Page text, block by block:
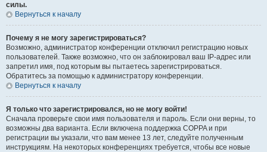
силы.
Вернуться к началу
Почему я не могу зарегистрироваться?
Возможно, администратор конференции отключил регистрацию новых
пользователей. Также возможно, что он заблокировал ваш IP-адрес или
запретил имя, под которым вы пытаетесь зарегистрироваться.
Обратитесь за помощью к администратору конференции.
Вернуться к началу
Я только что зарегистрировался, но не могу войти!
Сначала проверьте свои имя пользователя и пароль. Если они верны, то
возможны два варианта. Если включена поддержка COPPA и при
регистрации вы указали, что вам менее 13 лет, следуйте полученным
инструкциям. На некоторых конференциях требуется, чтобы все новые